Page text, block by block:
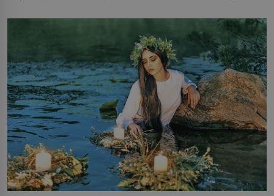
milostpaní. Stačí jenom na sukni,“ zhodnotí švadlena
množství růžového mušelínu. „Ošidili vás, podívejte.“
Vezme do ruky dřevěnou